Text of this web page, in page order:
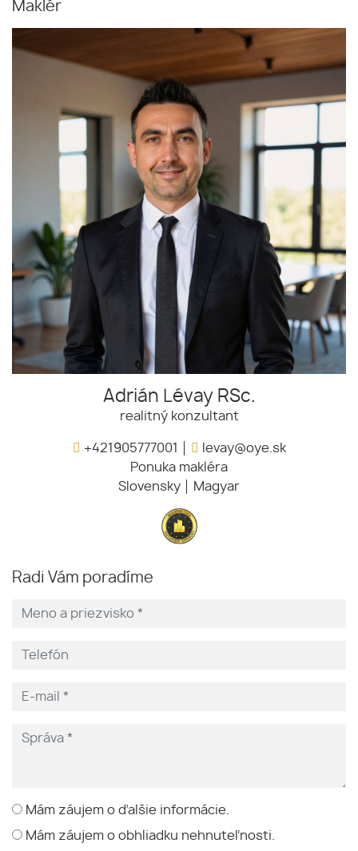
Maklér
Adrián Lévay RSc.
realitný konzultant
+421905777001
levay@oye.sk
Ponuka makléra
Slovensky
Magyar
Radi Vám poradíme
Mám záujem o ďalšie informácie.
Mám záujem o obhliadku nehnuteľnosti.